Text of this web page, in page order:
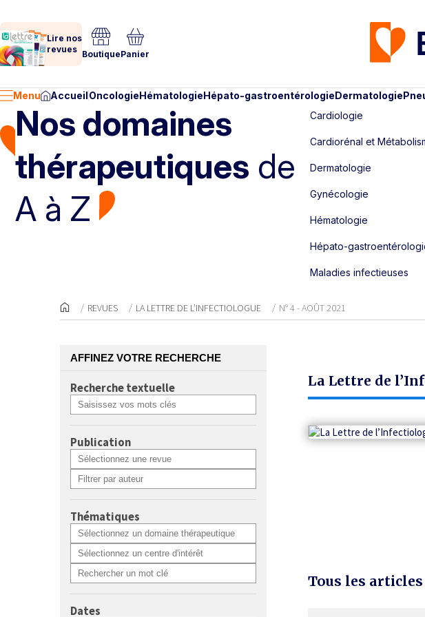
Lire nos
revues BoutiquePanier
Menu AccueilOncologieHématologieHépato-gastroentérologieDermatologie
Nos domaines
thérapeutiques de
A à Z
Cardiologie
Cardiorénal et
Dermatologie
Gynécologie
Hématologie
Hépato-
Maladies infectieuses
REVUES LA LETTRE DE L’INFECTIOLOGUE N° 4 - AOÛT 2021
AFFINEZ VOTRE RECHERCHE
Recherche textuelle
Publication
Thématiques
Dates
La Lettre de
Tous les